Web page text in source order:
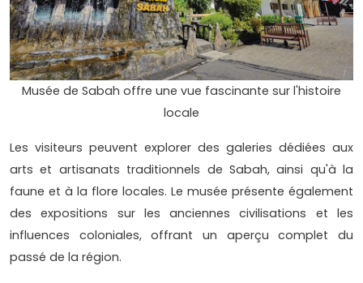
Musée de Sabah offre une vue fascinante sur l'histoire
locale
Les visiteurs peuvent explorer des galeries dédiées aux
arts et artisanats traditionnels de Sabah, ainsi qu'à la
faune et à la flore locales. Le musée présente également
des expositions sur les anciennes civilisations et les
influences coloniales, offrant un aperçu complet du
passé de la région.